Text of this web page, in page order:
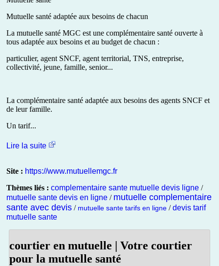
Mutuelle santé adaptée aux besoins de chacun
La mutuelle santé MGC est une complémentaire santé ouverte à
tous adaptée aux besoins et au budget de chacun :
particulier, agent SNCF, agent territorial, TNS, entreprise,
collectivité, jeune, famille, senior...
La complémentaire santé adaptée aux besoins des agents SNCF et
de leur famille.
Un tarif...
Lire la suite
Site : https://www.mutuellemgc.fr
Thèmes liés : complementaire sante mutuelle devis ligne /
mutuelle sante devis en ligne / mutuelle complementaire
sante avec devis / mutuelle sante tarifs en ligne /devis tarif
mutuelle sante
courtier en mutuelle | Votre courtier
pour la mutuelle santé